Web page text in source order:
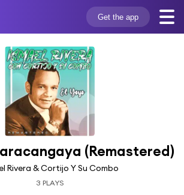
Get the app
(Remastered)
Rivera & Cortijo Y Su Combo
3 PLAYS